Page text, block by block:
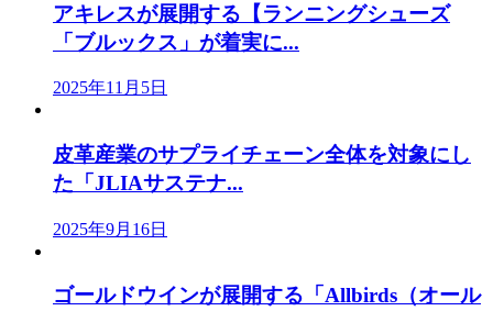
アキレスが展開する【ランニングシューズ
「ブルックス」が着実に...
2025年11月5日
皮革産業のサプライチェーン全体を対象にし
た「JLIAサステナ...
2025年9月16日
ゴールドウインが展開する「Allbirds（オール